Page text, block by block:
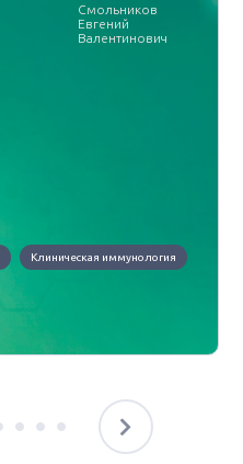
Смольников
Евгений
Валентинович
Клиническая иммунология